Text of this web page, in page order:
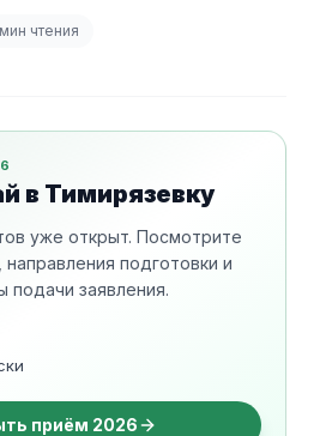
мин чтения
в Тимирязевку
уже открыт. Посмотрите
подготовки и
подачи заявления.
приём 2026